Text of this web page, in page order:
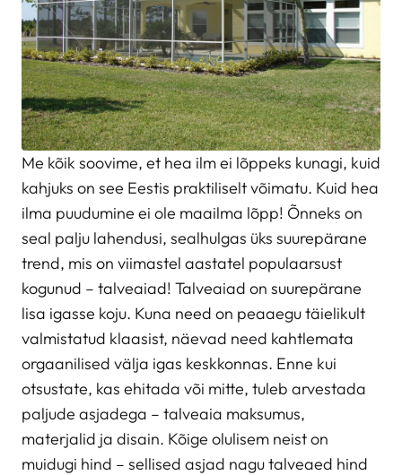
Me kõik soovime, et hea ilm ei lõppeks kunagi, kuid
kahjuks on see Eestis praktiliselt võimatu. Kuid hea
ilma puudumine ei ole maailma lõpp! Õnneks on
seal palju lahendusi, sealhulgas üks suurepärane
trend, mis on viimastel aastatel populaarsust
kogunud – talveaiad! Talveaiad on suurepärane
lisa igasse koju. Kuna need on peaaegu täielikult
valmistatud klaasist, näevad need kahtlemata
orgaanilised välja igas keskkonnas. Enne kui
otsustate, kas ehitada või mitte, tuleb arvestada
paljude asjadega – talveaia maksumus,
materjalid ja disain. Kõige olulisem neist on
muidugi hind – sellised asjad nagu talveaed hind